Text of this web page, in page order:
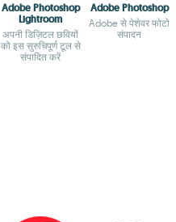
Adobe Photoshop
Lightroom
अपनी डिज़िटल छवियों
को इस सुरुचिपूर्ण टूल से
संपादित करें
Adobe Photoshop
Adobe से पेशेवर फोटो
संपादन